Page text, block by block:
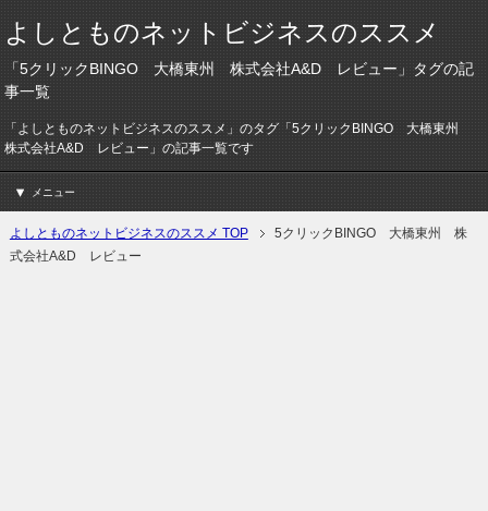
よしとものネットビジネスのススメ
「5クリックBINGO 大橋東州 株式会社A&D レビュー」タグの記
事一覧
「よしとものネットビジネスのススメ」のタグ「5クリックBINGO 大橋東州
株式会社A&D レビュー」の記事一覧です
メニュー
よしとものネットビジネスのススメ TOP
5クリックBINGO 大橋東州 株
式会社A&D レビュー